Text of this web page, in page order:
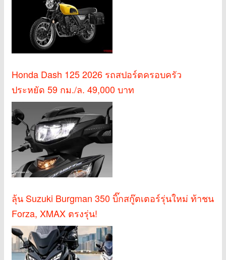
Honda Dash 125 2026 รถสปอร์ตครอบครัว
ประหยัด 59 กม./ล. 49,000 บาท
ลุ้น Suzuki Burgman 350 บิ๊กสกู๊ตเตอร์รุ่นใหม่ ท้าชน
Forza, XMAX ตรงรุ่น!